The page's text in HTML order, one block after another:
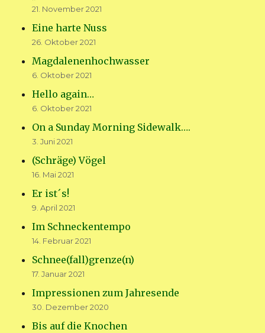
21. November 2021
Eine harte Nuss
26. Oktober 2021
Magdalenenhochwasser
6. Oktober 2021
Hello again…
6. Oktober 2021
On a Sunday Morning Sidewalk….
3. Juni 2021
(Schräge) Vögel
16. Mai 2021
Er ist´s!
9. April 2021
Im Schneckentempo
14. Februar 2021
Schnee(fall)grenze(n)
17. Januar 2021
Impressionen zum Jahresende
30. Dezember 2020
Bis auf die Knochen